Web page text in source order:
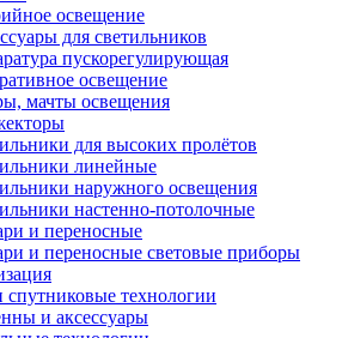
освещение
для светильников
пускорегулирующая
освещение
мачты освещения
для высоких пролётов
линейные
наружного освещения
настенно-потолочные
и переносные
и переносные световые приборы
технологии
и аксессуары